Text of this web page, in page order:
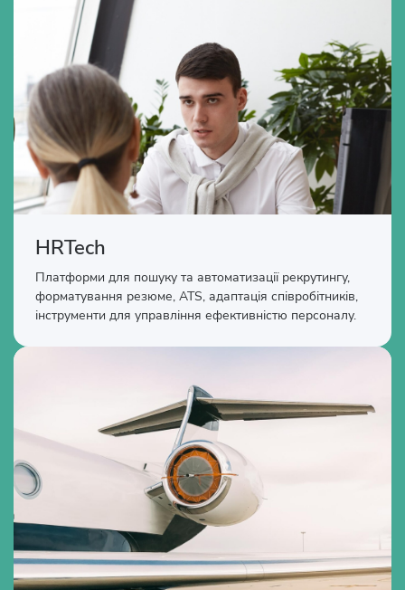
HRTech
Платформи для пошуку та автоматизації рекрутингу,
форматування резюме, ATS, адаптація співробітників,
інструменти для управління ефективністю персоналу.